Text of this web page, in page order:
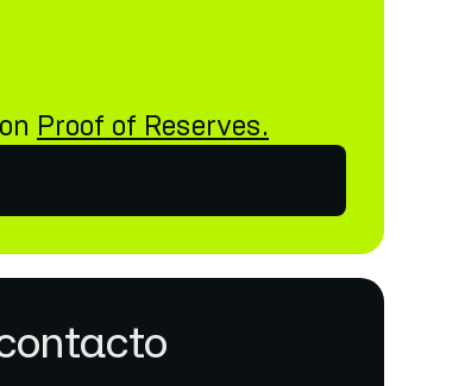
Proof of Reserves.